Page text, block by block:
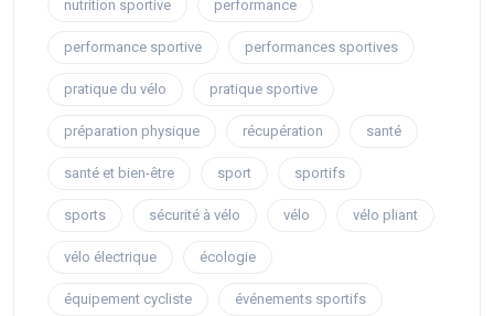
nutrition sportive performance
performance sportive performances sportives
pratique du vélo pratique sportive
préparation physique récupération santé
santé et bien-être sport sportifs
sports sécurité à vélo vélo vélo pliant
vélo électrique écologie
équipement cycliste événements sportifs